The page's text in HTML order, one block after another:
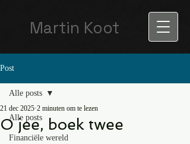
Martin Koot
Post
Alle posts
Financiële wereld
Alle posts
O jee, boek twee
21 dec 2025 2 minuten om te lezen